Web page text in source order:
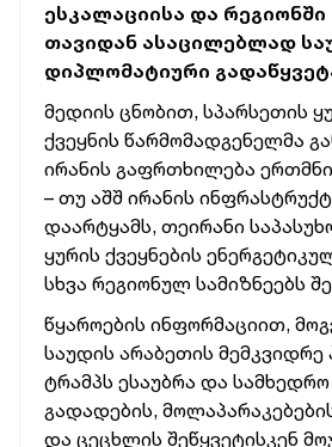
ესკალაციისა და რეგიონში
თავიდან ასაცილებლად
დიპლომატიური
მედიის ცნობით, სპარსეთის
ქვეყნის წარმომადგენელმა
ირანის გაფრთხილება
– თუ აშშ ირანის
დაარტყამს, თეირანი
ყურის ქვეყნების
სხვა რეგიონულ სამიზნეებს
წყაროების ინფორმაციით,
საუდის არაბეთის
ტრამპს ესაუბრა და
გადადების,
და ცეცხლის შეწყვეტისკენ